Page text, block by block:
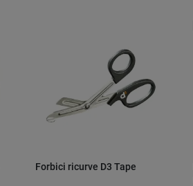
Forbici ricurve D3 Tape